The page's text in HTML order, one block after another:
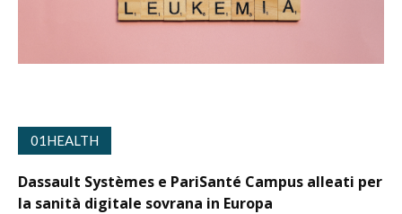
01HEALTH
Dassault Systèmes e PariSanté Campus alleati per
la sanità digitale sovrana in Europa